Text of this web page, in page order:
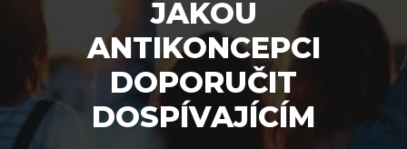
JAKOU
ANTIKONCEPCI
DOPORUČIT
DOSPÍVAJÍCÍM